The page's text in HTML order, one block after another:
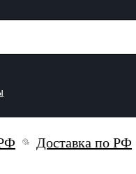
Доставка по РФ